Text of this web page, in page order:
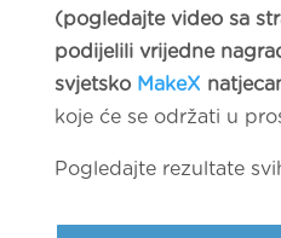
(pogledajte video sa
podijelili vrijedne
svjetsko MakeX
koje će se održati u
Pogledajte rezultate